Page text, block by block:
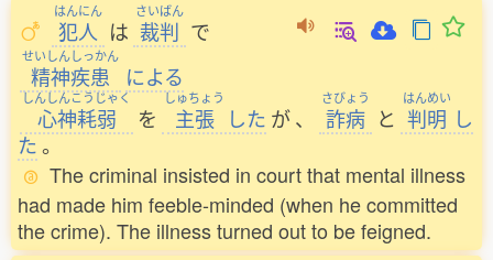
はんにん
犯人 は
さいばん
裁判 で
せいしんしっかん
精神疾患 による
しんしんこうじゃく
心神耗弱 を
しゅちょう
主張 した が、
さびょう
詐病 と
はんめい
判明 し
た。
The criminal insisted in court that mental illness
had made him feeble-minded (when he committed
the crime). The illness turned out to be feigned.